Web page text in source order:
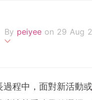
By peiyee on 29 Aug
過程中，面對新活動或